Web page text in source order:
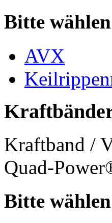
Bitte
AVX
Kraftband /
Quad-
Bitte